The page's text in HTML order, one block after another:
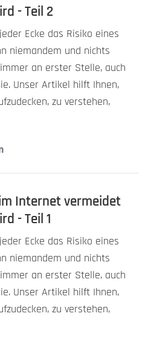
- Teil 2
Ecke das Risiko eines
niemandem und nichts
an erster Stelle, auch
Unser Artikel hilft Ihnen,
zu verstehen,
Internet vermeidet
- Teil 1
Ecke das Risiko eines
niemandem und nichts
an erster Stelle, auch
Unser Artikel hilft Ihnen,
zu verstehen,